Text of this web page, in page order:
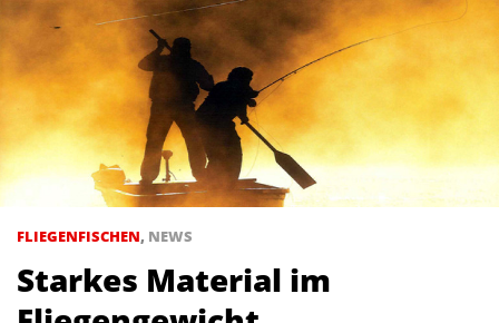
FLIEGENFISCHEN, NEWS
Starkes Material im